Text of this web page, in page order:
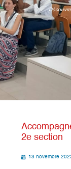
2e section
13 novembre